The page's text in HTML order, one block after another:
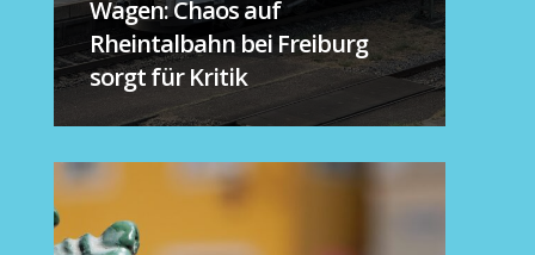
Wagen: Chaos auf
Rheintalbahn bei Freiburg
sorgt für Kritik